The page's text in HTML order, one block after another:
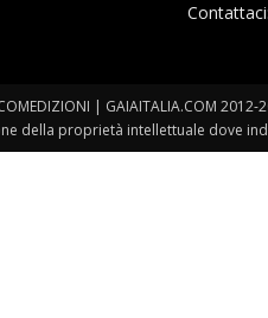
Contattaci:
| GAIAITALIA.COM
della proprietà intellettuale dove